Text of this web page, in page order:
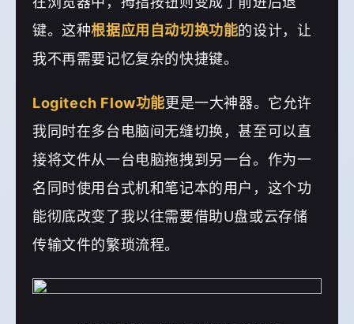
微信
支付宝
键。这种根据应用自动切换功能的设计，让
我不再需要记忆复杂的快捷键。
Logitech Flow功能更是一大神器。它允许
我同时在多台电脑间无缝切换，甚至可以直
接将文件从一台电脑拖拽到另一台。作为一
名同时使用台式机和笔记本的用户，这个功
能彻底改变了我以往需要借助U盘或云存储
传输文件的繁琐流程。